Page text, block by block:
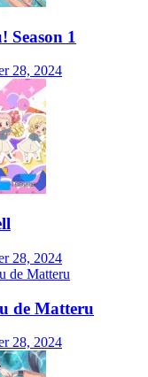
Season 1
28, 2024
28, 2024
de Matteru
28, 2024